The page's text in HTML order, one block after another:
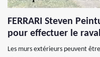
FERRARI Steven
pour effectuer le
Les murs extérieurs peuvent